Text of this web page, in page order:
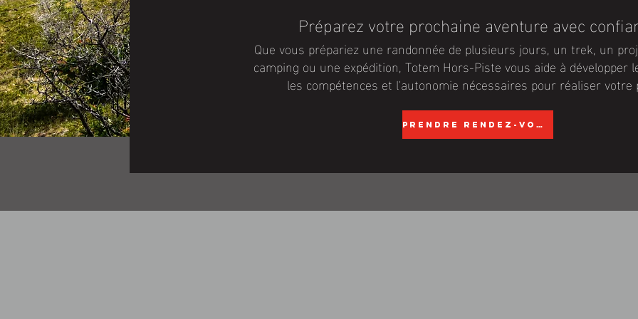
Préparez votre prochaine aventure avec
Que vous prépariez une randonnée de plusieurs jours, un trek, un
camping ou une expédition, Totem Hors-Piste vous aide à développer
les compétences et l'autonomie nécessaires pour réaliser votre
Prendre rendez-vous